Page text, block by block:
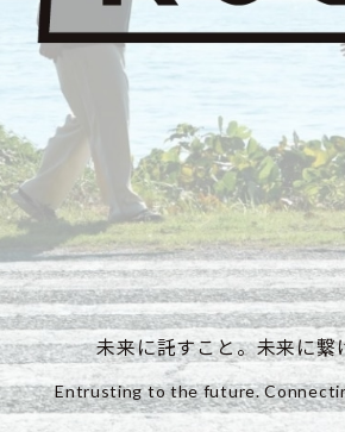
未来に託すこと。未来に繋
Entrusting to the future.